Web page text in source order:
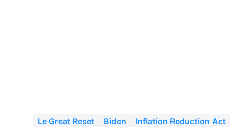
Le Great Reset Biden Inflation Reduction Act